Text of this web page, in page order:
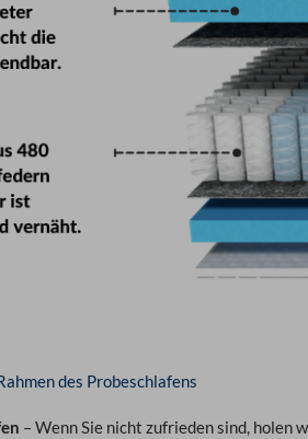
des Probeschlafens
– Wenn Sie nicht zufrieden sind,